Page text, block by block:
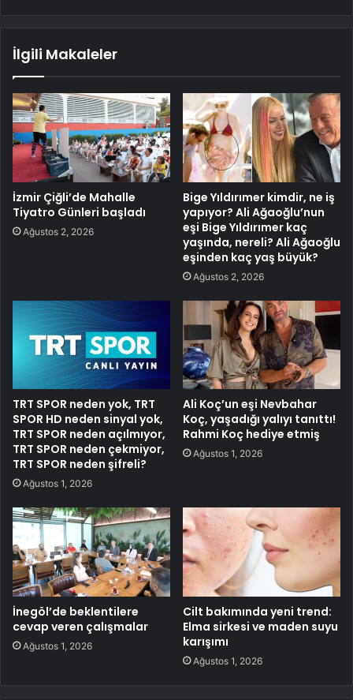
İlgili Makaleler
İzmir Çiğli’de Mahalle
Tiyatro Günleri başladı
Ağustos 2, 2026
Bige Yıldırımer kimdir, ne iş
yapıyor? Ali Ağaoğlu’nun
eşi Bige Yıldırımer kaç
yaşında, nereli? Ali Ağaoğlu
eşinden kaç yaş büyük?
Ağustos 2, 2026
TRT SPOR neden yok, TRT
SPOR HD neden sinyal yok,
TRT SPOR neden açılmıyor,
TRT SPOR neden çekmiyor,
TRT SPOR neden şifreli?
Ağustos 1, 2026
Ali Koç’un eşi Nevbahar
Koç, yaşadığı yalıyı tanıttı!
Rahmi Koç hediye etmiş
Ağustos 1, 2026
İnegöl’de beklentilere
cevap veren çalışmalar
Ağustos 1, 2026
Cilt bakımında yeni trend:
Elma sirkesi ve maden suyu
karışımı
Ağustos 1, 2026